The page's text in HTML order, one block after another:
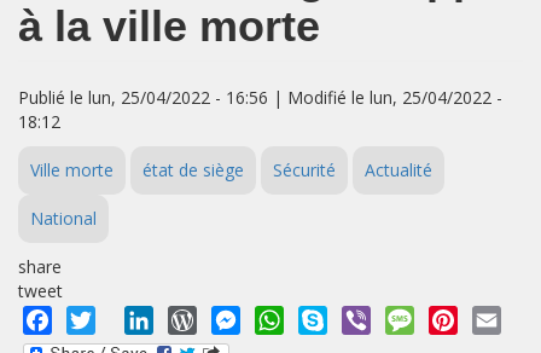
à la ville morte
Publié le lun, 25/04/2022 - 16:56 | Modifié le lun, 25/04/2022 -
18:12
Ville morte état de siège Sécurité Actualité
National
share
tweet
Facebook
Twitter LinkedInWordPressMessengerWhatsApp
Skype Viber MessagePinterest